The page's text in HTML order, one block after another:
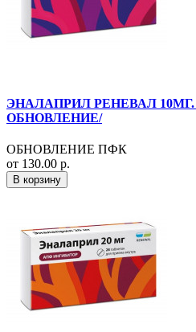
ЭНАЛАПРИЛ РЕНЕВАЛ 10МГ.
ОБНОВЛЕНИЕ/
ОБНОВЛЕНИЕ ПФК
от 130.00 р.
В корзину